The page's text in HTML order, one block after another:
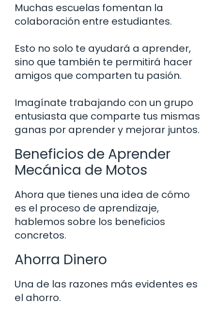
Muchas escuelas fomentan la
colaboración entre estudiantes.
Esto no solo te ayudará a aprender,
sino que también te permitirá hacer
amigos que comparten tu pasión.
Imagínate trabajando con un grupo
entusiasta que comparte tus mismas
ganas por aprender y mejorar juntos.
Beneficios de Aprender
Mecánica de Motos
Ahora que tienes una idea de cómo
es el proceso de aprendizaje,
hablemos sobre los beneficios
concretos.
Ahorra Dinero
Una de las razones más evidentes es
el ahorro.